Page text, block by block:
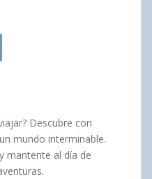
Descubre con
mundo interminable.
mantente al día de